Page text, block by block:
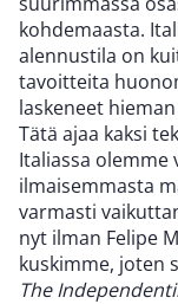
kohdemaasta.
alennustila on
tavoitteita
laskeneet
Tätä ajaa kaksi
Italiassa olemme
ilmaisemmasta
varmasti
nyt ilman Felipe
kuskimme, joten
The